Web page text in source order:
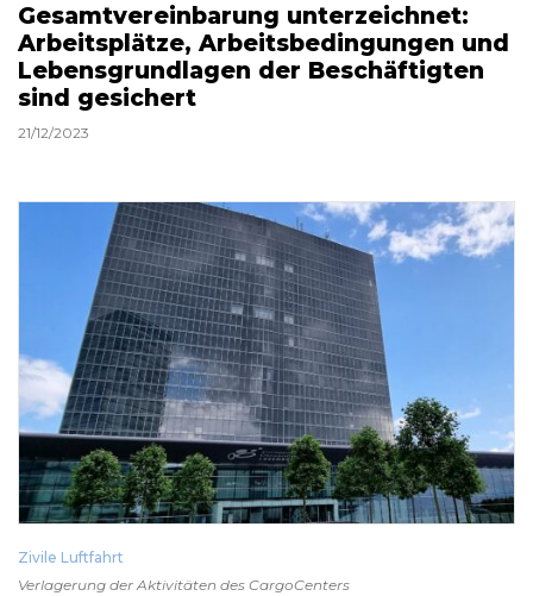
Gesamtvereinbarung unterzeichnet:
Arbeitsplätze, Arbeitsbedingungen und
Lebensgrundlagen der Beschäftigten
sind gesichert
21/12/2023
Zivile Luftfahrt
Verlagerung der Aktivitäten des CargoCenters